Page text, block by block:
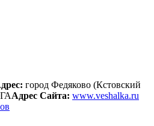
город Федяково (Кстовский
Адрес Сайта: www.veshalka.ru